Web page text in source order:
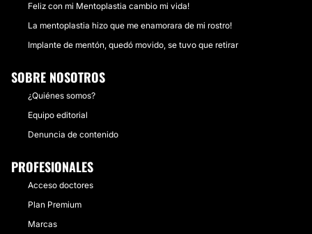
Feliz con mi Mentoplastia cambio mi vida!
La mentoplastia hizo que me enamorara de mi rostro!
Implante de mentón, quedó movido, se tuvo que retirar
SOBRE NOSOTROS
¿Quiénes somos?
Equipo editorial
Denuncia de contenido
PROFESIONALES
Acceso doctores
Plan Premium
Marcas